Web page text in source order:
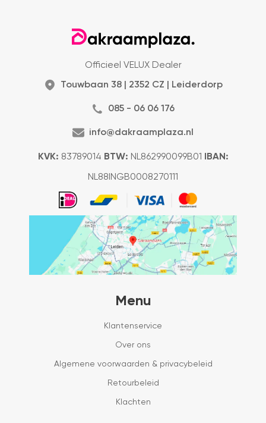
Officieel VELUX Dealer
Touwbaan 38 | 2352 CZ | Leiderdorp
085 - 06 06 176
info@dakraamplaza.nl
KVK: 83789014 BTW: NL862990099B01 IBAN:
NL88INGB0008270111
Menu
Klantenservice
Over ons
Algemene voorwaarden & privacybeleid
Retourbeleid
Klachten